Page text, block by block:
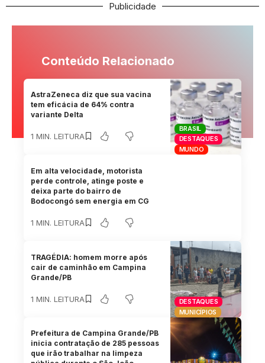
Publicidade
Conteúdo Relacionado
BRASIL
DESTAQUES
MUNDO
AstraZeneca diz que sua vacina
tem eficácia de 64% contra
variante Delta
1 MIN. LEITURA
Em alta velocidade, motorista
perde controle, atinge poste e
deixa parte do bairro de
Bodocongó sem energia em CG
1 MIN. LEITURA
DESTAQUES
MUNICÍPIOS
TRAGÉDIA: homem morre após
cair de caminhão em Campina
Grande/PB
1 MIN. LEITURA
Prefeitura de Campina Grande/PB
inicia contratação de 285 pessoas
que irão trabalhar na limpeza